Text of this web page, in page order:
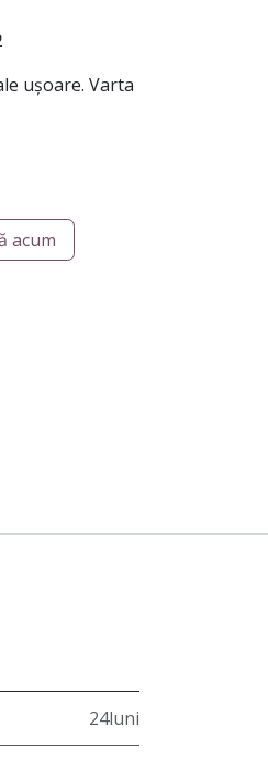
ușoare. Varta
acum
24luni